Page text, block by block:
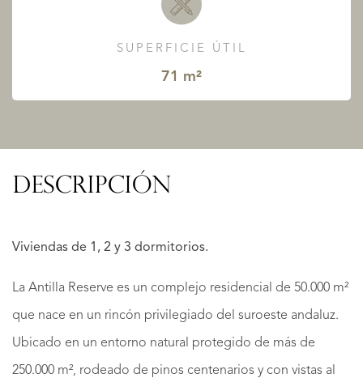
SUPERFICIE ÚTIL
71 m²
DESCRIPCIÓN
Viviendas de 1, 2 y 3 dormitorios.
La Antilla Reserve es un complejo residencial de 50.000 m²
que nace en un rincón privilegiado del suroeste andaluz.
Ubicado en un entorno natural protegido de más de
250.000 m², rodeado de pinos centenarios y con vistas al